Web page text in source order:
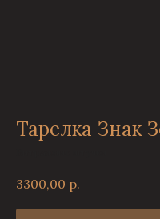
Тарелка Знак
3300,00 р.